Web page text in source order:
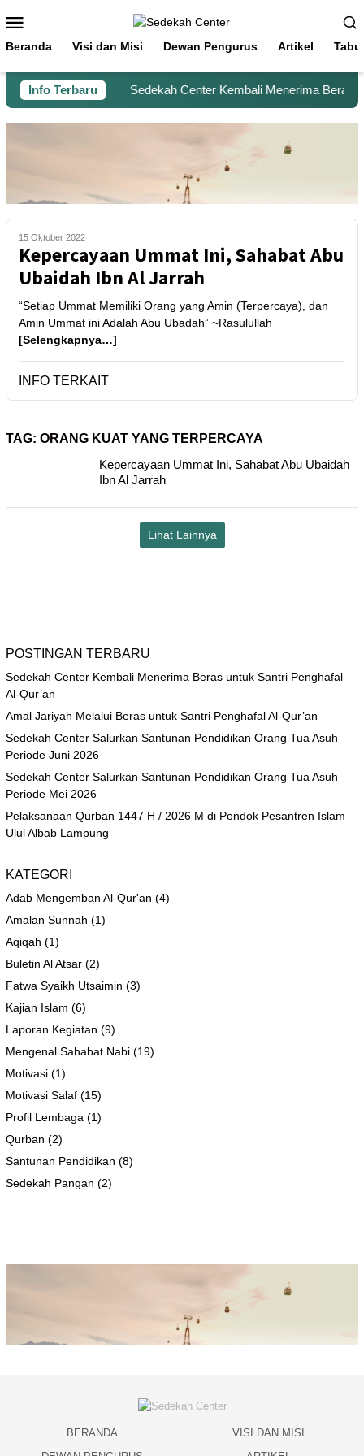
Beranda Visi dan Misi Dewan Pengurus Artikel
Info Terbaru Sedekah Center Kembali Menerima Beras
15 Oktober 2022
Kepercayaan Ummat Ini, Sahabat Abu
Ubaidah Ibn Al Jarrah
“Setiap Ummat Memiliki Orang yang Amin (Terpercaya), dan
Amin Ummat ini Adalah Abu Ubadah” ~Rasulullah
[Selengkapnya…]
INFO TERKAIT
TAG: ORANG KUAT YANG TERPERCAYA
Kepercayaan Ummat Ini, Sahabat Abu Ubaidah
Ibn Al Jarrah
Lihat Lainnya
POSTINGAN TERBARU
Sedekah Center Kembali Menerima Beras untuk Santri Penghafal
Al-Qur’an
Amal Jariyah Melalui Beras untuk Santri Penghafal Al-Qur’an
Sedekah Center Salurkan Santunan Pendidikan Orang Tua Asuh
Periode Juni 2026
Sedekah Center Salurkan Santunan Pendidikan Orang Tua Asuh
Periode Mei 2026
Pelaksanaan Qurban 1447 H / 2026 M di Pondok Pesantren Islam
Ulul Albab Lampung
KATEGORI
Adab Mengemban Al-Qur'an (4)
Amalan Sunnah (1)
Aqiqah (1)
Buletin Al Atsar (2)
Fatwa Syaikh Utsaimin (3)
Kajian Islam (6)
Laporan Kegiatan (9)
Mengenal Sahabat Nabi (19)
Motivasi (1)
Motivasi Salaf (15)
Profil Lembaga (1)
Qurban (2)
Santunan Pendidikan (8)
Sedekah Pangan (2)
BERANDA
VISI DAN MISI